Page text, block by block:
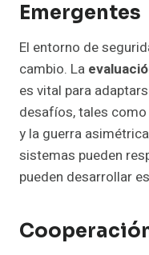
Emergentes
El entorno de
cambio. La
es vital para
desafíos, tales
y la guerra
sistemas pueden
pueden desarrollar